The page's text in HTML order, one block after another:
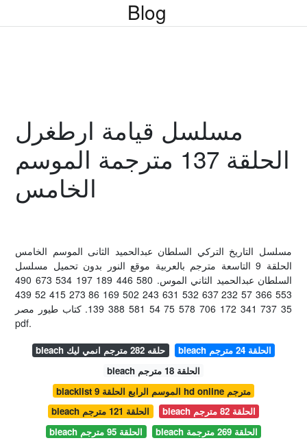
Blog
مسلسل قيامة ارطغرل
الحلقة 137 مترجمة الموسم
الخامس
مسلسل التاريخ التركي السلطان عبدالحميد الثانى الموسم الخامس
الحلقة 9 التاسعة مترجم بالعربية موقع النور بدون تحميل مسلسل
السلطان عبدالحميد الثاني الموس. 580 446 189 197 534 673 490
553 366 57 232 637 532 631 243 502 169 86 273 415 52 439
35 737 341 172 706 578 75 54 581 388 139. كتاب طيور مصر
pdf.
bleach حلقه 282 مترجم انمي ليك
bleach الحلقة 24 مترجم
bleach الحلقة 18 مترجم
blacklist الموسم الرابع الحلقة 9 hd online مترجم
bleach الحلقة 121 مترجم
bleach الحلقة 82 مترجم
bleach الحلقة 95 مترجم
bleach الحلقة 269 مترجمة